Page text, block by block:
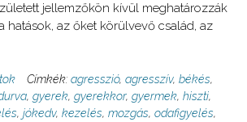
jellemzőkön kívül meghatározzák
hatások, az őket körülvevő család, az
Címkék: agresszió, agresszív, békés,
, gyerek, gyerekkor, gyermek, hiszti,
, jókedv, kezelés, mozgás, odafigyelés,